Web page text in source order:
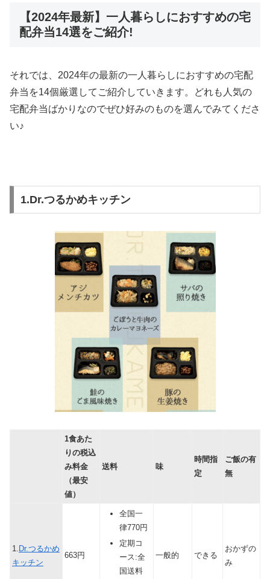
【2024年最新】一人暮らしにおすすめの宅
配弁当14選をご紹介!
それでは、2024年の最新の一人暮らしにおすすめの宅配
弁当を14個厳選してご紹介していきます。どれも人気の
宅配弁当ばかりなのでぜひ好みのものを選んでみてくださ
い♪
1.Dr.つるかめキッチン
1食あた
りの税込
み料金
（最安
値）
送料 味
時間指
定
ご飯の有
無
1. Dr.つるかめ
キッチン
663円
全国一
律770円
定期コ
ース:全
国送料
一般的 できる
おかずの
み